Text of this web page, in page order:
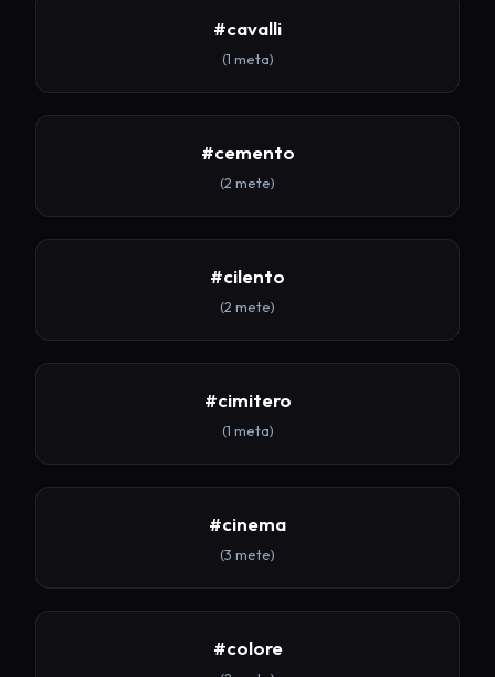
#cavalli
(1 meta)
#cemento
(2 mete)
#cilento
(2 mete)
#cimitero
(1 meta)
#cinema
(3 mete)
#colore